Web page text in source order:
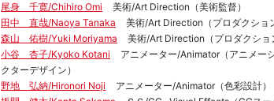
尾身 千寛/Chihiro Omi
美術/Art Direction（美術監督）
田中 直哉/Naoya Tanaka
美術/Art Direction（プロダクショ
森山 佑樹/Yuki Moriyama
美術/Art Direction（プロダクショ
小谷 杏子/Kyoko Kotani
アニメーター/Animator（アニメー
クターデザイン）
野地 弘納/Hironori Noji
アニメーター/Animator（色彩設計）